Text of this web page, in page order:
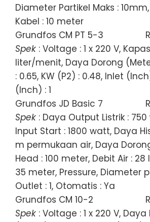
Diameter Partikel Maks :
Kabel : 10 meter
Grundfos CM PT 5-3
Spek : Voltage : 1 x 220 V,
liter/menit, Daya Dorong
: 0.65, KW (P2) : 0.48, Inlet
(Inch) : 1
Grundfos JD Basic 7
Spek : Daya Output Listrik :
Input Start : 1800 watt, Daya
m permukaan air, Daya
Head : 100 meter, Debit Air :
35 meter, Pressure, Diameter
Outlet : 1, Otomatis : Ya
Grundfos CM 10-2
Spek : Voltage : 1 x 220 V,